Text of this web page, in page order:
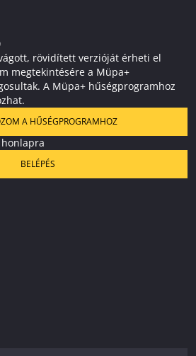
rövidített verzióját érheti el
megtekintésére a Müpa+
A Müpa+ hűségprogramhoz
A HŰSÉGPROGRAMHOZ
BELÉPÉS